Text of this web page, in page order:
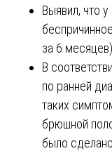
Выявил, что
за 6
В
по ранней
таких
брюшной
было сделано.